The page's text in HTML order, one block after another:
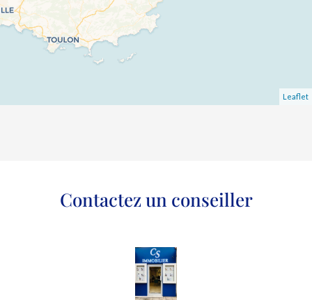
Leaflet
Contactez un conseiller